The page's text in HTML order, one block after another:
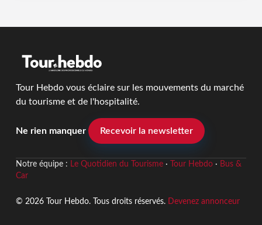
Tour Hebdo vous éclaire sur les mouvements du marché
du tourisme et de l'hospitalité.
Ne rien manquer Recevoir la newsletter
Notre équipe : Le Quotidien du Tourisme· Tour Hebdo· Bus &
Car
© 2026 Tour Hebdo. Tous droits réservés. Devenez annonceur